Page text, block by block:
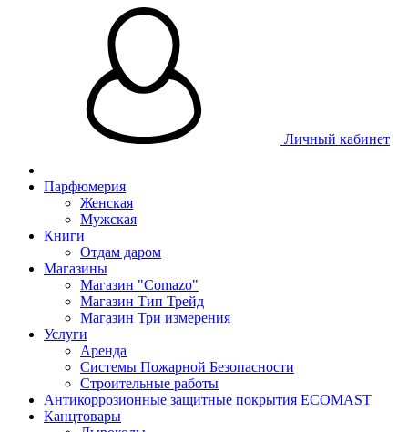
Личный кабинет
Парфюмерия
Женская
Мужская
Книги
Отдам даром
Магазины
Магазин "Comazo"
Магазин Тип Трейд
Магазин Три измерения
Услуги
Аренда
Системы Пожарной Безопасности
Строительные работы
Антикоррозионные защитные покрытия ECOMAST
Канцтовары